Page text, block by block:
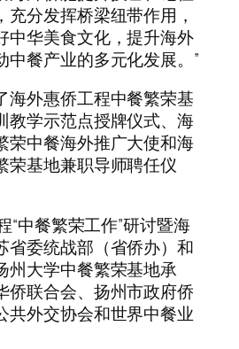
充分发挥桥梁纽带作用，
中华美食文化，提升海外
中餐产业的多元化发展。”
海外惠侨工程中餐繁荣基
教学示范点授牌仪式、海
荣中餐海外推广大使和海
荣基地兼职导师聘任仪
“中餐繁荣工作”研讨暨海
省委统战部（省侨办）和
州大学中餐繁荣基地承
侨联合会、扬州市政府侨
共外交协会和世界中餐业